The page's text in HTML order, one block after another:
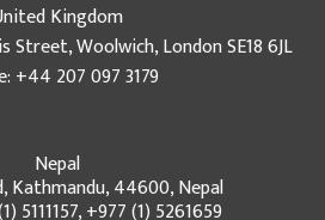
Kingdom
Street, Woolwich, London SE18 6JL
+44 207 097 3179
Nepal
Kathmandu, 44600, Nepal
5111157, +977 (1) 5261659